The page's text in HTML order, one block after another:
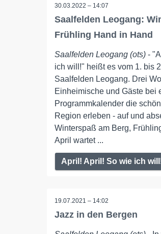
30.03.2022 – 14:07
Saalfelden Leogang:
Frühling Hand in Hand
Saalfelden Leogang (ots) -
ich will!" heißt es vom 1. bis
Saalfelden Leogang. Drei
Einheimische und Gäste bei
Programmkalender die
Region erleben - auf und
Winterspaß am Berg,
April wartet ...
April! April! So wie ich
19.07.2021 – 14:02
Jazz in den Bergen